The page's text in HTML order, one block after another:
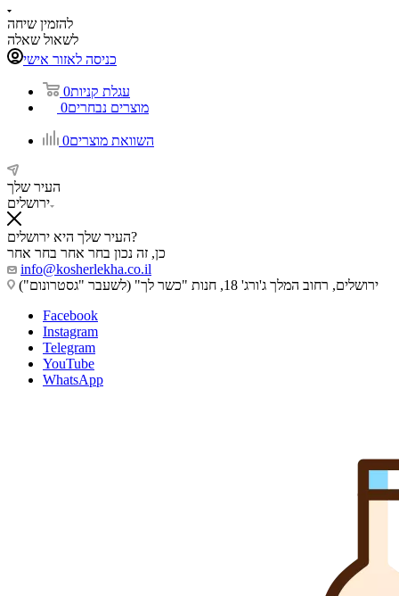
להזמין שיחה
לשאול שאלה
כניסה לאזור אישי
עגלת קניות0
מוצרים נבחרים0
השוואת מוצרים0
העיר שלך
ירושלים
העיר שלך היא ירושלים?
כן, זה נכון בחר אחר בחר אחר
info@kosherlekha.co.il
ירושלים, רחוב המלך ג'ורג' 18, חנות "כשר לך" (לשעבר "גסטרונום")
Facebook
Instagram
Telegram
YouTube
WhatsApp